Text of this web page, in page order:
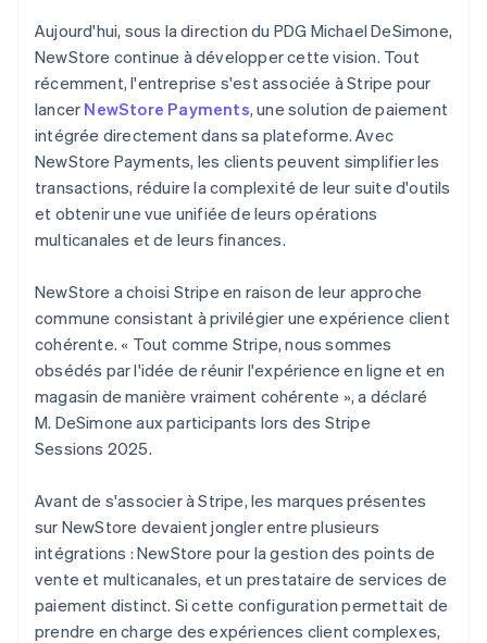
Aujourd'hui, sous la direction du PDG Michael DeSimone,
NewStore continue à développer cette vision. Tout
récemment, l'entreprise s'est associée à Stripe pour
lancer NewStore Payments, une solution de paiement
intégrée directement dans sa plateforme. Avec
NewStore Payments, les clients peuvent simplifier les
transactions, réduire la complexité de leur suite d'outils
et obtenir une vue unifiée de leurs opérations
multicanales et de leurs finances.
NewStore a choisi Stripe en raison de leur approche
commune consistant à privilégier une expérience client
cohérente. « Tout comme Stripe, nous sommes
obsédés par l'idée de réunir l'expérience en ligne et en
magasin de manière vraiment cohérente », a déclaré
M. DeSimone aux participants lors des Stripe
Sessions 2025.
Avant de s'associer à Stripe, les marques présentes
sur NewStore devaient jongler entre plusieurs
intégrations : NewStore pour la gestion des points de
vente et multicanales, et un prestataire de services de
paiement distinct. Si cette configuration permettait de
prendre en charge des expériences client complexes,